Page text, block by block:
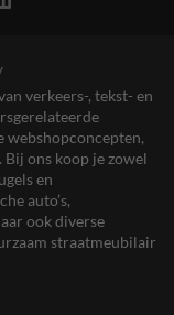
verkeers-, tekst- en
webshopconcepten,
ons koop je zowel
en
auto’s,
ook diverse
straatmeubilair